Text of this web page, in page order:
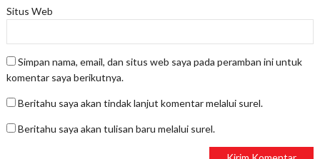
Situs Web
Simpan nama, email, dan situs web saya pada peramban ini untuk
komentar saya berikutnya.
Beritahu saya akan tindak lanjut komentar melalui surel.
Beritahu saya akan tulisan baru melalui surel.